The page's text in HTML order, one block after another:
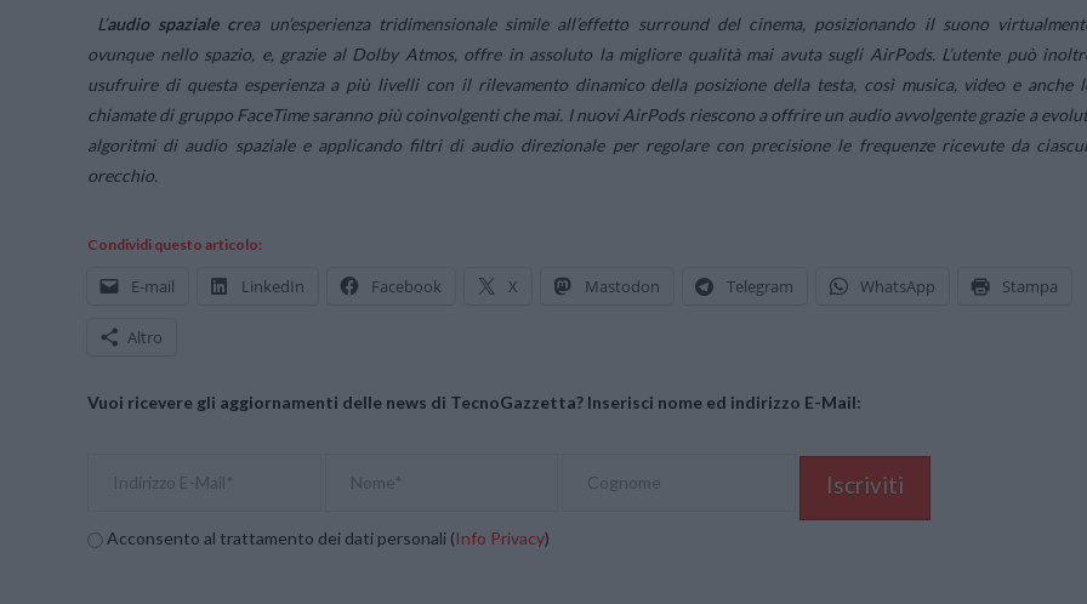
L’audio spaziale crea un’esperienza tridimensionale simile all’effetto surround del cinema, posizionando il suono
ovunque nello spazio, e, grazie al Dolby Atmos, offre in assoluto la migliore qualità mai avuta sugli AirPods. L’utente può
usufruire di questa esperienza a più livelli con il rilevamento dinamico della posizione della testa, così musica, video e anche
chiamate di gruppo FaceTime saranno più coinvolgenti che mai. I nuovi AirPods riescono a offrire un audio avvolgente grazie a
algoritmi di audio spaziale e applicando filtri di audio direzionale per regolare con precisione le frequenze ricevute da
orecchio.
Condividi questo articolo:
E-mail LinkedIn Facebook X Mastodon Telegram WhatsApp Stampa
Altro
Vuoi ricevere gli aggiornamenti delle news di TecnoGazzetta? Inserisci nome ed indirizzo E-Mail:
Acconsento al trattamento dei dati personali (Info Privacy)